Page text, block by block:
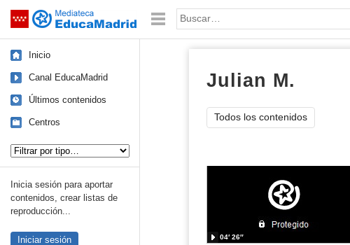
Saltar navegación Palabra o frase:
Inicio
Canal EducaMadrid
Últimos contenidos
Centros
Inicia sesión para aportar
contenidos, crear listas de
reproducción...
Iniciar sesión
Julian M.
Todos los contenidos
04′ 26″